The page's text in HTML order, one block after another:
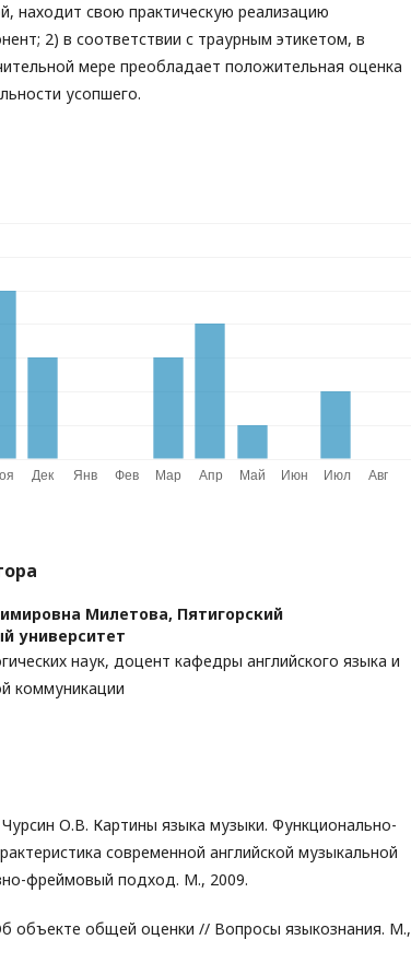
находит свою практическую реализацию
2) в соответствии с траурным этикетом, в
мере преобладает положительная оценка
усопшего.
Милетова, Пятигорский
университет
наук, доцент кафедры английского языка и
коммуникации
О.В. Картины языка музыки. Функционально-
современной английской музыкальной
фреймовый подход. М., 2009.
объекте общей оценки // Вопросы языкознания. М.,